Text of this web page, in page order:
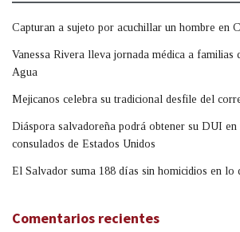
Capturan a sujeto por acuchillar un hombre en
Vanessa Rivera lleva jornada médica a familias
Agua
Mejicanos celebra su tradicional desfile del
Diáspora salvadoreña podrá obtener su DUI en
consulados de Estados Unidos
El Salvador suma 188 días sin homicidios en lo
Comentarios recientes